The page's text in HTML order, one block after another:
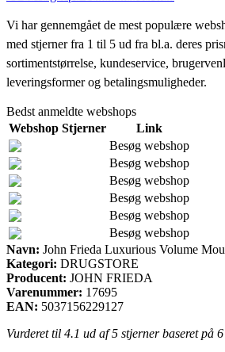
Vi har gennemgået de mest populære
med stjerner fra 1 til 5 ud fra bl.a. deres
sortimentstørrelse, kundeservice,
leveringsformer og betalingsmuligheder.
Bedst anmeldte webshops
Webshop Stjerner
Link
Besøg webshop
Besøg webshop
Besøg webshop
Besøg webshop
Besøg webshop
Besøg webshop
Navn: John Frieda Luxurious Volume
Kategori: DRUGSTORE
Producent: JOHN FRIEDA
Varenummer: 17695
EAN: 5037156229127
Vurderet til 4.1 ud af 5 stjerner baseret på 6